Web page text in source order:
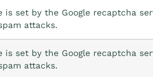
is set by the Google recaptcha
attacks.
is set by the Google recaptcha
attacks.